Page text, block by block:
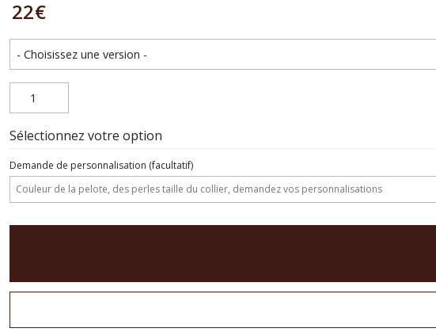
22€
Sélectionnez votre option
Demande de personnalisation (facultatif)